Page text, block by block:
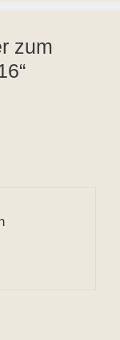
zum